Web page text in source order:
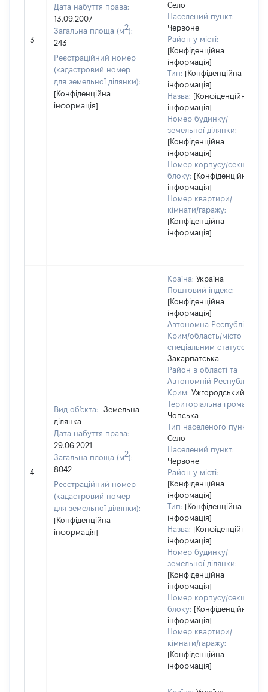
3
Дата набуття права:
13.09.2007
Загальна площа (м2):
243
Реєстраційний номер
(кадастровий номер
для земельної ділянки):
[Конфіденційна
інформація]
Село
Населений пункт:
Червоне
Район у місті:
[Конфіденційна
інформація]
Тип: [Конфіденційна
інформація]
Назва: [Конфіденційна
інформація]
Номер будинку/
земельної ділянки:
[Конфіденційна
інформація]
Номер корпусу/секції/
блоку: [Конфіденційна
інформація]
Номер квартири/
кімнати/гаражу:
[Конфіденційна
інформація]
4
Вид об'єкта:
Земельна
ділянка
Дата набуття права:
29.06.2021
Загальна площа (м2):
8042
Реєстраційний номер
(кадастровий номер
для земельної ділянки):
[Конфіденційна
інформація]
Країна: Україна
Поштовий індекс:
[Конфіденційна
інформація]
Автономна Республіка
Крим/область/місто зі
спеціальним статусом:
Закарпатська
Район в області та
Автономній Республіці
Крим: Ужгородський
Територіальна громада:
Чопська
Тип населеного пункту:
Село
Населений пункт:
Червоне
Район у місті:
[Конфіденційна
інформація]
Тип: [Конфіденційна
інформація]
Назва: [Конфіденційна
інформація]
Номер будинку/
земельної ділянки:
[Конфіденційна
інформація]
Номер корпусу/секції/
блоку: [Конфіденційна
інформація]
Номер квартири/
кімнати/гаражу:
[Конфіденційна
інформація]